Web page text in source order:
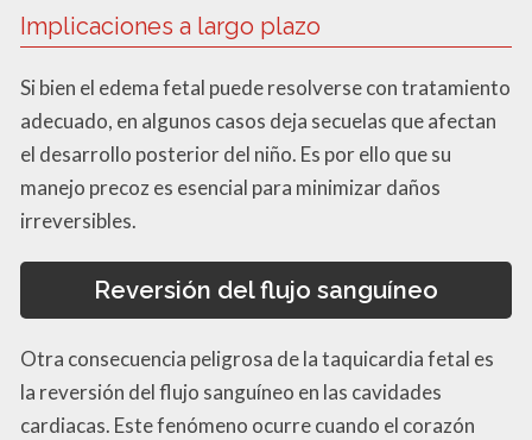
Implicaciones a largo plazo
Si bien el edema fetal puede resolverse con tratamiento
adecuado, en algunos casos deja secuelas que afectan
el desarrollo posterior del niño. Es por ello que su
manejo precoz es esencial para minimizar daños
irreversibles.
Reversión del flujo sanguíneo
Otra consecuencia peligrosa de la taquicardia fetal es
la reversión del flujo sanguíneo en las cavidades
cardiacas. Este fenómeno ocurre cuando el corazón